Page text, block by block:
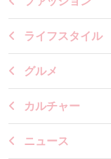
ライフスタイル
グルメ
カルチャー
ニュース